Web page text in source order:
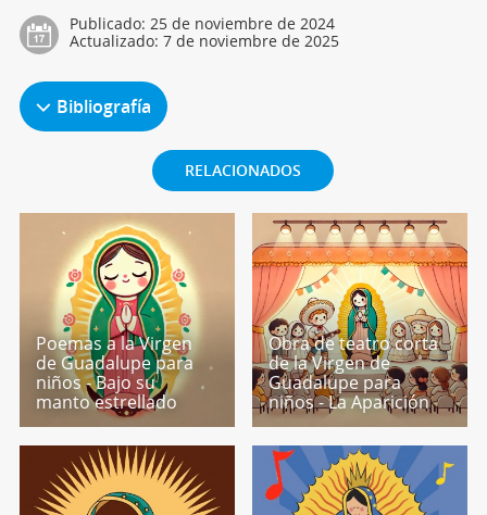
Publicado: 25 de noviembre de 2024
Actualizado: 7 de noviembre de 2025
Bibliografía
RELACIONADOS
Poemas a la Virgen
de Guadalupe para
niños - Bajo su
manto estrellado
Obra de teatro corta
de la Virgen de
Guadalupe para
niños - La Aparición